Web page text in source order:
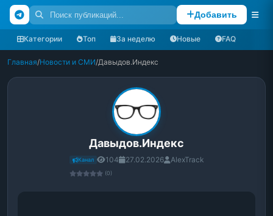
Добавить
Категории Топ За неделю Новые FAQ
Главная/Новости и СМИ/Давыдов.Индекс
Давыдов.Индекс
Канал 104 27.02.2026 AlexTrack
(0)